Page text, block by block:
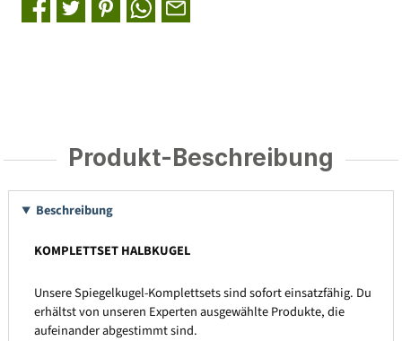
Produkt-Beschreibung
Beschreibung
KOMPLETTSET HALBKUGEL
Unsere Spiegelkugel-Komplettsets sind sofort einsatzfähig. Du
erhältst von unseren Experten ausgewählte Produkte, die
aufeinander abgestimmt sind.